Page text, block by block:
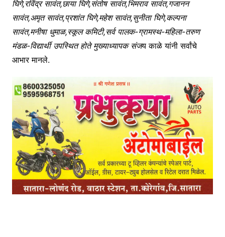
घिगे,रविंद्र सावंत,छाया घिगे,संतोष सावंत,भिमराव सावंत,गजानन
सावंत,अमृत सावंत,प्रशांत घिगे,महेश सावंत,सुनीता घिगे,कल्पना
सावंत,मनीषा धुमाळ,स्कूल कमिटी,सर्व पालक-ग्रामस्थ-महिला-तरुण
मंडळ-विद्यार्थी उपस्थित होते मुख्याध्यापक संजय काळे यांनी सर्वांचे
आभार मानले.